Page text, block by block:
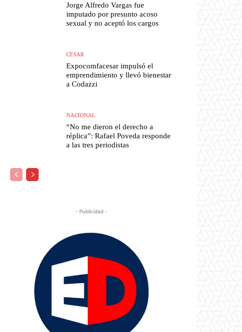
Jorge Alfredo Vargas fue
imputado por presunto acoso
sexual y no aceptó los cargos
CESAR
Expocomfacesar impulsó el
emprendimiento y llevó bienestar
a Codazzi
NACIONAL
“No me dieron el derecho a
réplica”: Rafael Poveda responde
a las tres periodistas
- Publicidad -